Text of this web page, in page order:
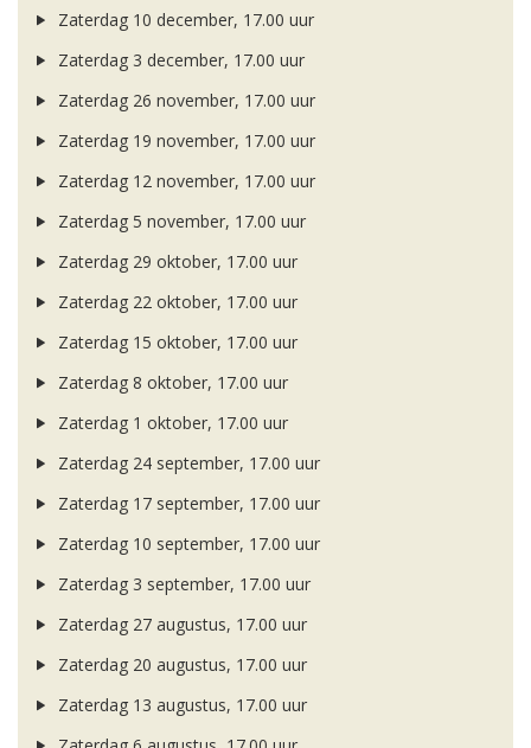
Zaterdag 10 december, 17.00 uur
Zaterdag 3 december, 17.00 uur
Zaterdag 26 november, 17.00 uur
Zaterdag 19 november, 17.00 uur
Zaterdag 12 november, 17.00 uur
Zaterdag 5 november, 17.00 uur
Zaterdag 29 oktober, 17.00 uur
Zaterdag 22 oktober, 17.00 uur
Zaterdag 15 oktober, 17.00 uur
Zaterdag 8 oktober, 17.00 uur
Zaterdag 1 oktober, 17.00 uur
Zaterdag 24 september, 17.00 uur
Zaterdag 17 september, 17.00 uur
Zaterdag 10 september, 17.00 uur
Zaterdag 3 september, 17.00 uur
Zaterdag 27 augustus, 17.00 uur
Zaterdag 20 augustus, 17.00 uur
Zaterdag 13 augustus, 17.00 uur